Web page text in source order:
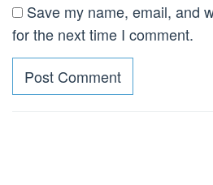
Save my name, email, and
for the next time I comment.